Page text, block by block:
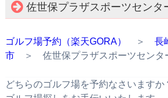
佐世保プラザスポーツセンタ
ゴルフ場予約（楽天GORA） ＞ 長
市＞ 佐世保プラザスポーツセンタ
どちらのゴルフ場を予約なさいますか